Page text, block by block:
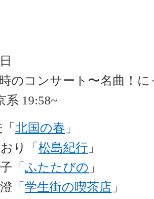
のコンサート〜名曲！
系 19:58~
北国の春 」
り「 松島紀行 」
「 ふたたびの 」
「 学生街の喫茶店 」